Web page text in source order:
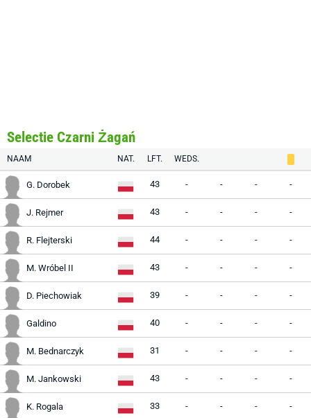
Selectie Czarni Żagań
NAAM NAT. LFT. WEDS.
G. Dorobek 43 - - - -
J. Rejmer 43 - - - -
R. Flejterski 44 - - - -
M. Wróbel II 43 - - - -
D. Piechowiak 39 - - - -
Galdino 40 - - - -
M. Bednarczyk 31 - - - -
M. Jankowski 43 - - - -
K. Rogala 33 - - - -